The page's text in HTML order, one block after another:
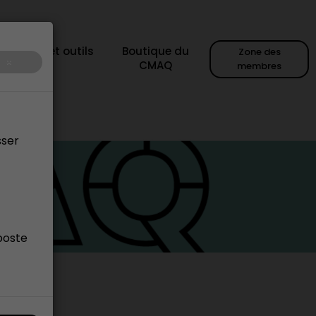
et outils
Boutique du
CMAQ
Zone des
membres